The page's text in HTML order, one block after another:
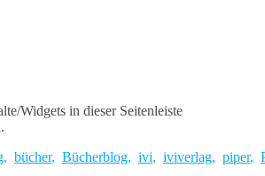
Widgets in dieser Seitenleiste
, bücher, Bücherblog, ivi, iviverlag, piper,